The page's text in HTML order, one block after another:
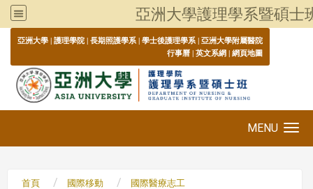
亞洲大學護理學系暨碩士
亞洲大學 | 護理學院 | 長期照護學系 | 學士後護理學系 | 亞洲大學附屬醫院
行事曆 | 英文系網 | 網頁地圖
MENU
首頁 國際移動
國際醫療志工